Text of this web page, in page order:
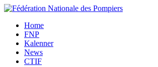
Home
FNP
Kalenner
News
CTIF